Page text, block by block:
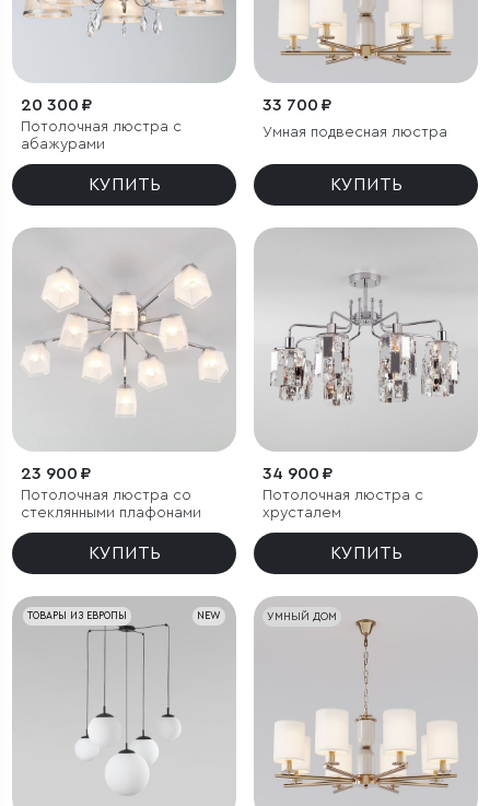
20 300 ₽
Потолочная люстра с
абажурами
КУПИТЬ
33 700 ₽
Умная подвесная люстра
КУПИТЬ
23 900 ₽
Потолочная люстра со
стеклянными плафонами
КУПИТЬ
34 900 ₽
Потолочная люстра с
хрусталем
КУПИТЬ
NEW
ТОВАРЫ ИЗ ЕВРОПЫ УМНЫЙ ДОМ